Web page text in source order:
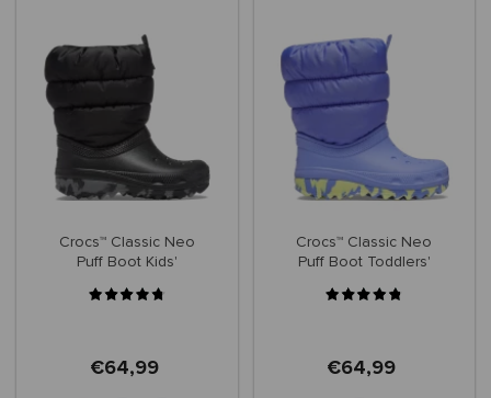
Crocs™ Classic Neo
Puff Boot Kids'
€64,99
Crocs™ Classic Neo
Puff Boot Toddlers'
€64,99